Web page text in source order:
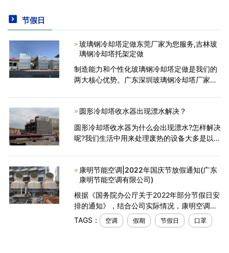
节假日
玻璃钢冷却塔定做东莞厂家为您服务,吉林玻
璃钢冷却塔托架定做
制造能力和个性化玻璃钢冷却塔定做是我们的
两大核心优势。广东深圳玻璃钢冷却塔厂家拥
保证计划以
圆形冷却塔收水器出现漂水解决？
圆形冷却塔收水器为什么会出现漂水?怎样解决
呢?我们生活中用来处理废热的设备大多是以冷
圆形冷却塔漂
康明节能空调|2022年国庆节放假通知(广东
康明节能空调有限公司)
根据《国务院办公厅关于2022年部分节假日安
排的通知》，结合公司实际情况，康明空调现
将国庆节放假调休日期的具体安排公布如下：
10月1日至7日放假调休，共7天，假期注意事
TAGS： 空调 假期 节假日 口罩